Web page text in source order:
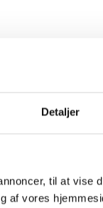
Detaljer
til at vise
af vores